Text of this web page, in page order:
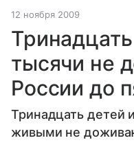
12 ноября 2009
тысячи не
России до
Тринадцать детей
живыми не